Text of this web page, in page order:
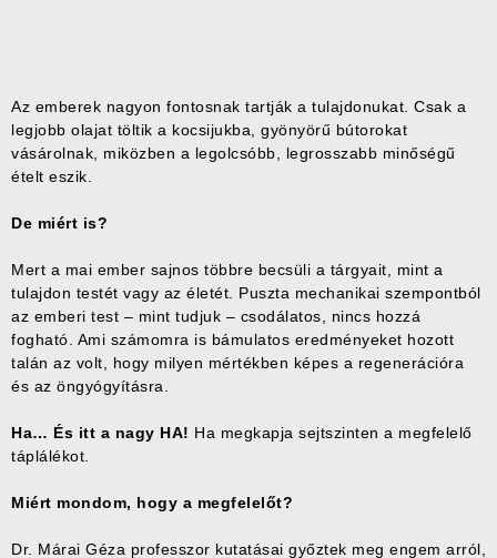
Az emberek nagyon fontosnak tartják a tulajdonukat. Csak a
legjobb olajat töltik a kocsijukba, gyönyörű bútorokat
vásárolnak, miközben a legolcsóbb, legrosszabb minőségű
ételt eszik.
De miért is?
Mert a mai ember sajnos többre becsüli a tárgyait, mint a
tulajdon testét vagy az életét. Puszta mechanikai szempontból
az emberi test – mint tudjuk – csodálatos, nincs hozzá
fogható. Ami számomra is bámulatos eredményeket hozott
talán az volt, hogy milyen mértékben képes a regenerációra
és az öngyógyításra.
Ha… És itt a nagy HA! Ha megkapja sejtszinten a megfelelő
táplálékot.
Miért mondom, hogy a megfelelőt?
Dr. Márai Géza professzor kutatásai győztek meg engem arról,